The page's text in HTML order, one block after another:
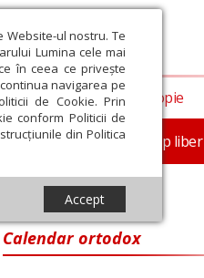
ul nostru. Te
Lumina cele mai
în ceea ce privește
navigarea pe
de Cookie. Prin
conform Politicii de
din Politica
Accept
Familie Timp liber
Opinii Filantropie
Calendar ortodox